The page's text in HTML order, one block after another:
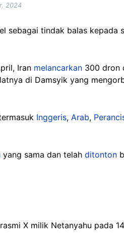
2024
sebagai tindak balas kepada
Iran melancarkan 300 dron
di Damsyik yang
Inggeris, Arab,
yang sama dan telah ditonton
X milik Netanyahu pada